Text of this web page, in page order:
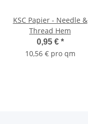
KSC Papier - Needle &
Thread Hem
0,95 € *
10,56 € pro qm